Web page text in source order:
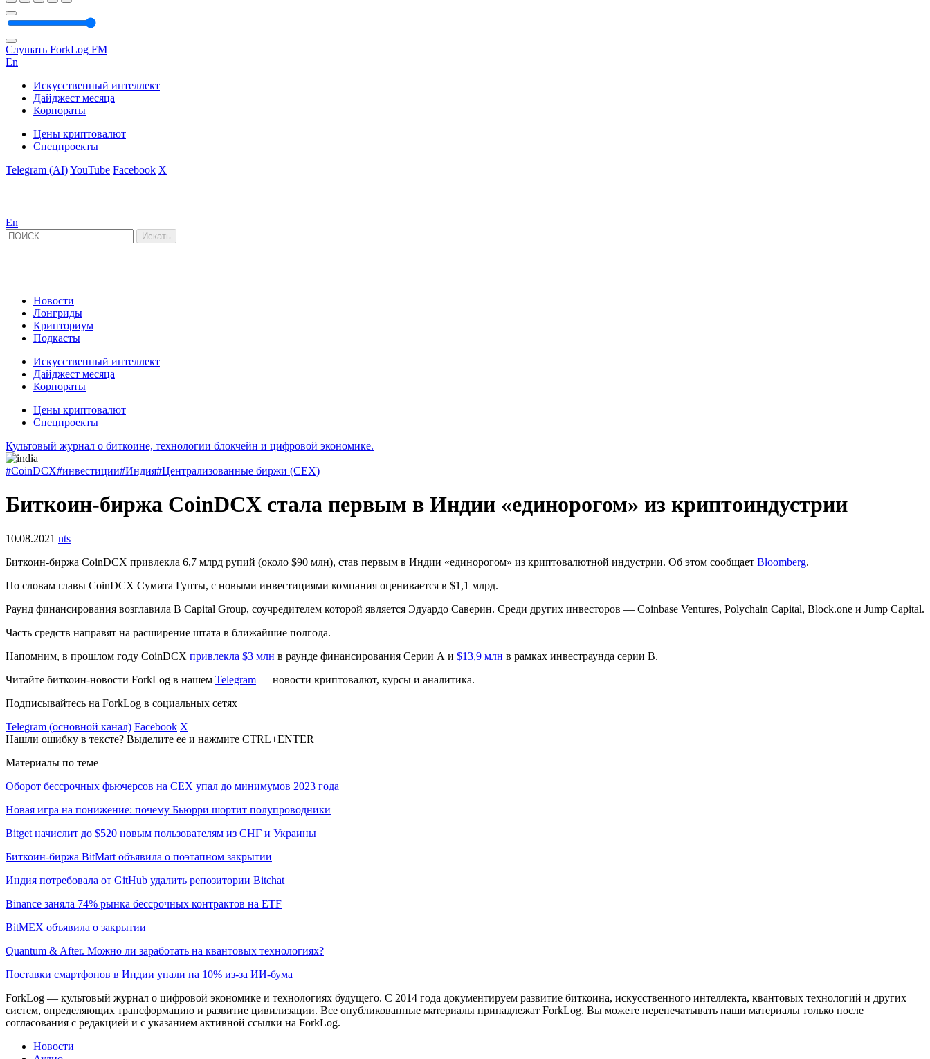
Слушать ForkLog FM
En
Искусственный интеллект
Дайджест месяца
Корпораты
Цены криптовалют
Спецпроекты
Telegram (AI)YouTube Facebook X
En
Новости
Лонгриды
Крипториум
Подкасты
Искусственный интеллект
Дайджест месяца
Корпораты
Цены криптовалют
Спецпроекты
Культовый журнал о биткоине, технологии блокчейн и цифровой экономике.
#CoinDCX#инвестиции#Индия#Централизованные биржи (CEX)
Биткоин-биржа CoinDCX стала первым в Индии «единорогом» из криптоиндустрии
10.08.2021 nts
Биткоин-биржа CoinDCX привлекла 6,7 млрд рупий (около $90 млн), став первым в Индии «единорогом» из криптовалютной индустрии. Об этом сообщает Bloomberg.
По словам главы CoinDCX Сумита Гупты, с новыми инвестициями компания оценивается в $1,1 млрд.
Раунд финансирования возглавила B Capital Group, соучредителем которой является Эдуардо Саверин. Среди других инвесторов — Coinbase Ventures, Polychain Capital, Block.one и Jump Capital.
Часть средств направят на расширение штата в ближайшие полгода.
Напомним, в прошлом году CoinDCX привлекла $3 млн в раунде финансирования Серии А и $13,9 млн в рамках инвестраунда серии B.
Читайте биткоин-новости ForkLog в нашем Telegram — новости криптовалют, курсы и аналитика.
Подписывайтесь на ForkLog в социальных сетях
Telegram (основной канал) Facebook X
Нашли ошибку в тексте? Выделите ее и нажмите CTRL+ENTER
Материалы по теме
Оборот бессрочных фьючерсов на CEX упал до минимумов 2023 года
Новая игра на понижение: почему Бьюрри шортит полупроводники
Bitget начислит до $520 новым пользователям из СНГ и Украины
Биткоин-биржа BitMart объявила о поэтапном закрытии
Индия потребовала от GitHub удалить репозитории Bitchat
Binance заняла 74% рынка бессрочных контрактов на ETF
BitMEX объявила о закрытии
Quantum & After. Можно ли заработать на квантовых технологиях?
Поставки смартфонов в Индии упали на 10% из-за ИИ-бума
ForkLog — культовый журнал о цифровой экономике и технологиях будущего. С 2014 года документируем развитие биткоина, искусственного интеллекта, квантовых технологий и других
систем, определяющих трансформацию и развитие цивилизации. Все опубликованные материалы принадлежат ForkLog. Вы можете перепечатывать наши материалы только после
согласования с редакцией и с указанием активной ссылки на ForkLog.
Новости